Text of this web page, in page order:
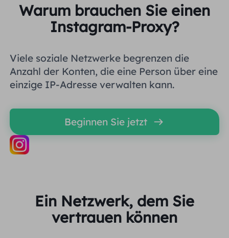
Weitere Integrationen
Português
Warum brauchen Sie einen
Instagram-Proxy?
Viele soziale Netzwerke begrenzen die
Anzahl der Konten, die eine Person über eine
einzige IP-Adresse verwalten kann.
Beginnen Sie jetzt
Ein Netzwerk, dem Sie
vertrauen können